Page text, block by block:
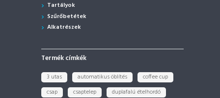
Tartályok
Szűrőbetétek
Alkatrészek
Termék címkék
3 utas automatikus öblítés
coffee cup
csap
csaptelep
duplafalú ételhordó